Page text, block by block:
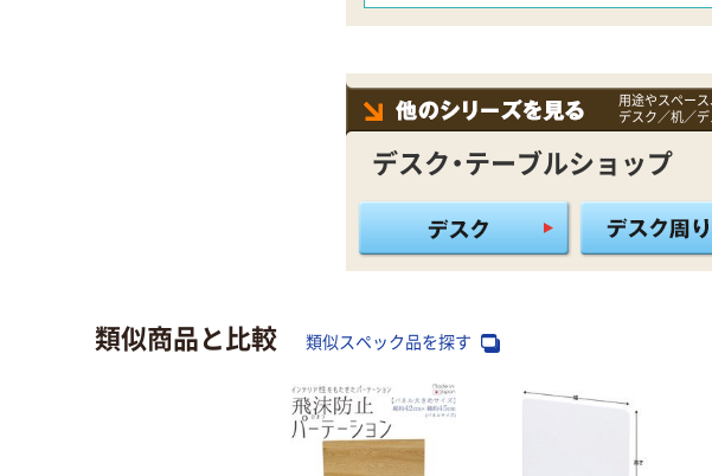
用途やスペース
デスク／机／
デスク・テーブルショップ
類似商品と比較 類似スペック品を探す